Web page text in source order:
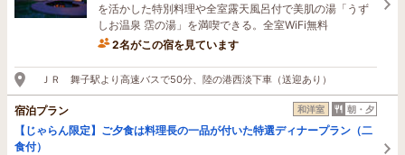
を活かした特別料理や全室露天風呂付で美肌の湯「うず
しお温泉 霑の湯」を満喫できる。全室WiFi無料
2名がこの宿を見ています
5時間前に予約されました
ＪＲ 舞子駅より高速バスで50分、陸の港西淡下車（送迎あり）
宿泊プラン 和洋室 朝・夕
【じゃらん限定】ご夕食は料理長の一品が付いた特選ディナープラン（二
食付）